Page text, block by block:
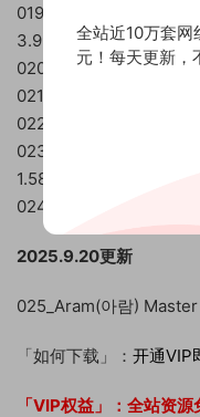
019_DJAWA Photo
3.99GB]
020_PhotoChips
021_LIKEY Aram (아람
022_Aram杂图
023_DJAWA Photo
1.58GB]
024_Aram(아람)
2025.9.20更新
025_Aram(아람)
「如何下载」： 开通VIP
「VIP权益」： 全站资源
全站近10万套网
元！每天更新，